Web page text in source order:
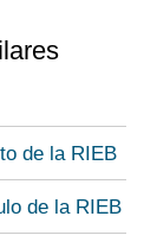
de la RIEB
de la RIEB